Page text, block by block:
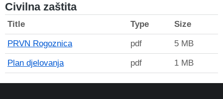
Civilna zaštita
Title Type Size
PRVN Rogoznica pdf 5 MB
Plan djelovanja pdf 1 MB